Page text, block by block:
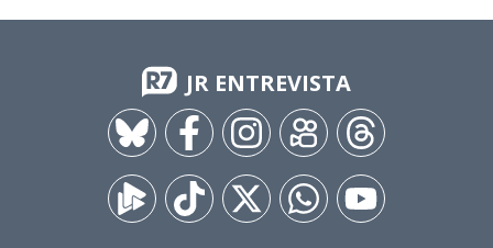
JR ENTREVISTA